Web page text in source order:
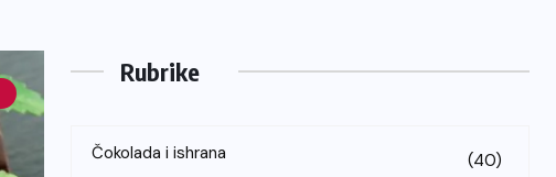
Rubrike
Čokolada i ishrana (40)